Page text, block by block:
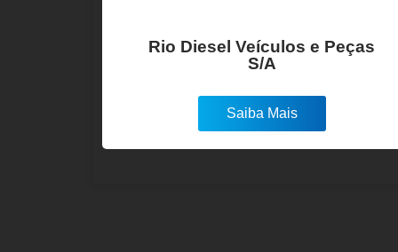
Rio Diesel Veículos e Peças
S/A
Saiba Mais